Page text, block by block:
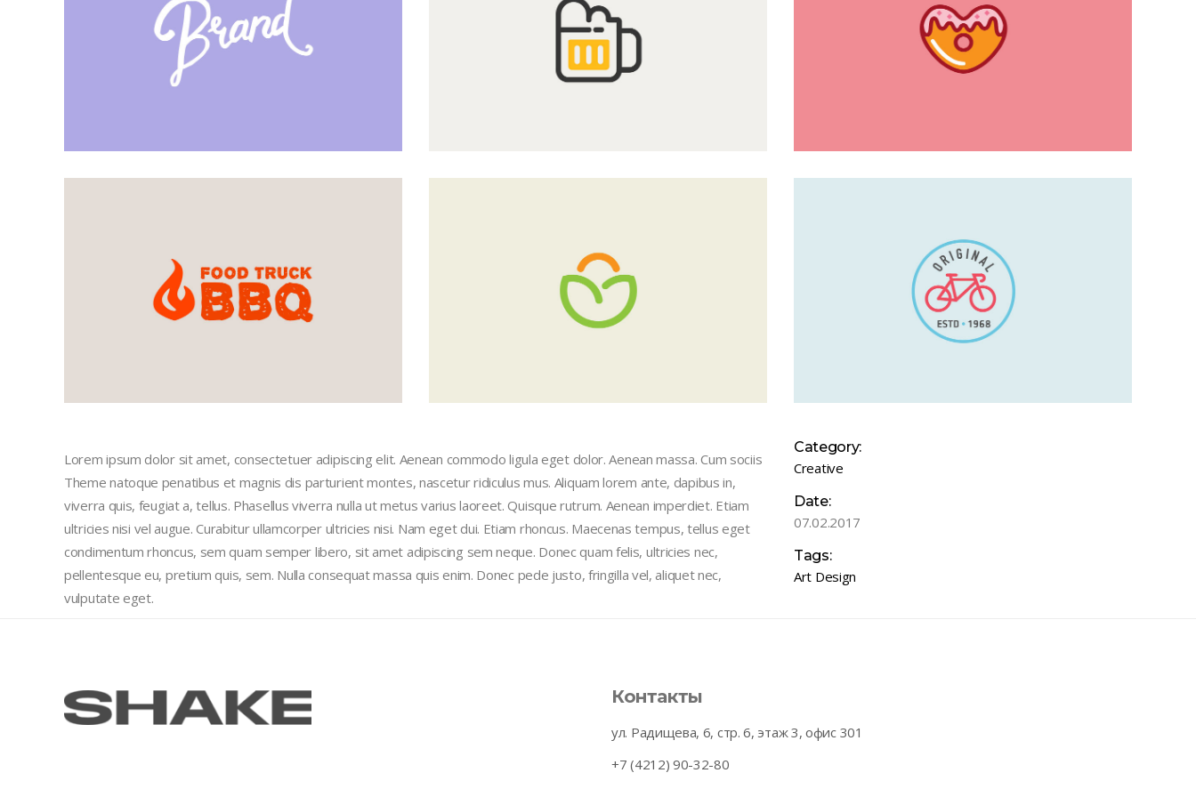
Lorem ipsum dolor sit amet, consectetuer adipiscing elit. Aenean commodo ligula eget dolor. Aenean massa. Cum sociis
Theme natoque penatibus et magnis dis parturient montes, nascetur ridiculus mus. Aliquam lorem ante, dapibus in,
viverra quis, feugiat a, tellus. Phasellus viverra nulla ut metus varius laoreet. Quisque rutrum. Aenean imperdiet. Etiam
ultricies nisi vel augue. Curabitur ullamcorper ultricies nisi. Nam eget dui. Etiam rhoncus. Maecenas tempus, tellus eget
condimentum rhoncus, sem quam semper libero, sit amet adipiscing sem neque. Donec quam felis, ultricies nec,
pellentesque eu, pretium quis, sem. Nulla consequat massa quis enim. Donec pede justo, fringilla vel, aliquet nec,
vulputate eget.
Category:
Creative
Date:
07.02.2017
Tags:
Art Design
Контакты
ул. Радищева, 6, стр. 6, этаж 3, офис 301
+7 (4212) 90-32-80